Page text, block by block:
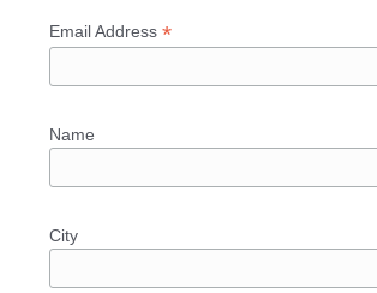
Email Address *
Name
City